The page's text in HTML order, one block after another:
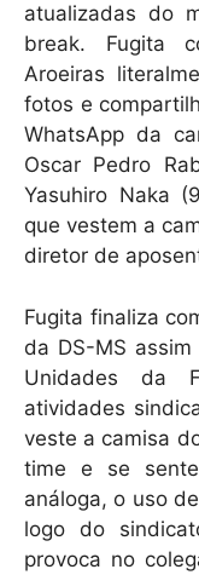
atualizadas do
break. Fugita
Aroeiras
fotos e
WhatsApp da
Oscar Pedro
Yasuhiro Naka
que vestem a
diretor de
Fugita finaliza
da DS-MS
Unidades da
atividades
veste a camisa
time e se
análoga, o uso
logo do
provoca no